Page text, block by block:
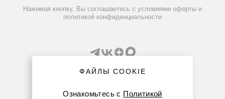
Нажимая кнопку, Вы соглашаетесь с условиями оферты и
политикой конфиденциальности
ФАЙЛЫ COOKIE
Ознакомьтесь с Политикой